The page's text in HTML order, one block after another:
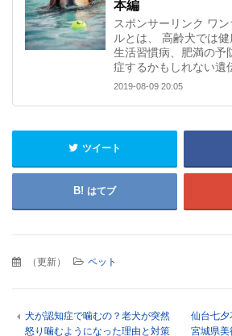
本編
スポンサーリンク ワ
ルとは、 高齢犬では
生活習慣病、肥満の予
症するかもしれない遺
2019-08-09 20:05
ツイート
はてブ
（更新） ペット
犬が認知症で噛むの？老犬が突然
怒り噛むようになった理由と対策
仙台七夕
宮城県美